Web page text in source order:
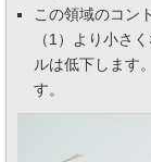
この領域のコン
（1）より小さ
ルは低下します
す。